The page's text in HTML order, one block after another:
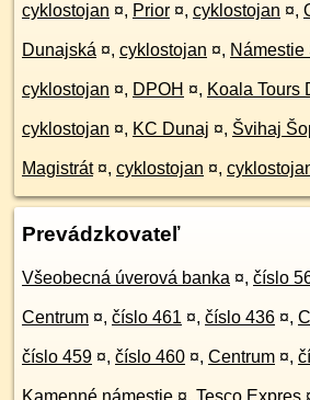
cyklostojan ¤, Prior ¤, cyklostojan ¤,
Dunajská ¤, cyklostojan ¤, Námestie
cyklostojan ¤, DPOH ¤, Koala Tours
cyklostojan ¤, KC Dunaj ¤, Švihaj
Magistrát ¤, cyklostojan ¤,
Prevádzkovateľ
Všeobecná úverová banka ¤, číslo
Centrum ¤, číslo 461 ¤, číslo 436 ¤,
číslo 459 ¤, číslo 460 ¤, Centrum ¤,
Kamenné námestie ¤, Tesco Expres